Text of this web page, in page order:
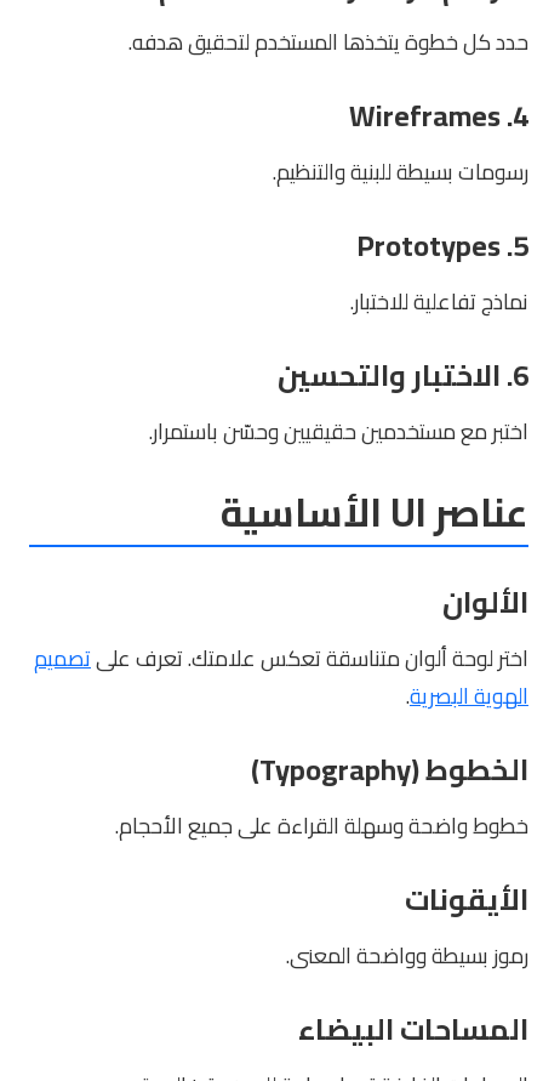
حدد كل خطوة يتخذها المستخدم لتحقيق هدفه.
4. Wireframes
رسومات بسيطة للبنية والتنظيم.
5. Prototypes
نماذج تفاعلية للاختبار.
6. الاختبار والتحسين
اختبر مع مستخدمين حقيقيين وحسّن باستمرار.
عناصر UI الأساسية
الألوان
اختر لوحة ألوان متناسقة تعكس علامتك. تعرف علىتصميم
الهوية البصرية.
الخطوط (Typography)
خطوط واضحة وسهلة القراءة على جميع الأحجام.
الأيقونات
رموز بسيطة وواضحة المعنى.
المساحات البيضاء